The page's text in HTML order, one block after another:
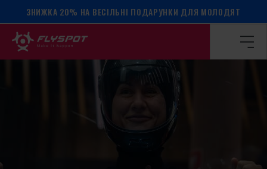
ЗНИЖКА 20% НА ВЕСІЛЬНІ ПОДАРУНКИ ДЛЯ МОЛОДЯТ
Головна сторінка / Календар подій / Табір Елізи Анітей!